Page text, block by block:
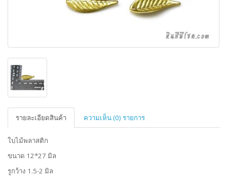
รายละเอียดสินค้า ความเห็น (0) รายการ
ใบไม้พลาสติก
ขนาด 12*27 มิล
รูกว้าง 1.5-2 มิล